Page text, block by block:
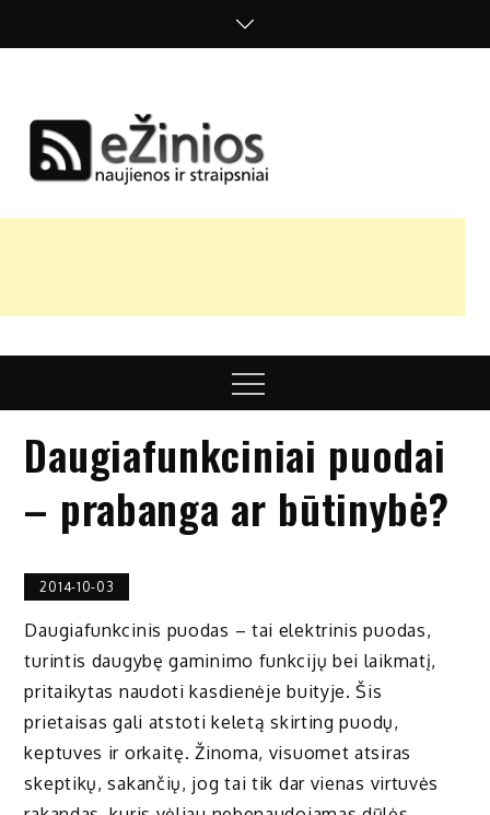
nuomonės
Menu
Daugiafunkciniai puodai
– prabanga ar būtinybė?
2014-10-03
Daugiafunkcinis puodas – tai elektrinis puodas,
turintis daugybę gaminimo funkcijų bei laikmatį,
pritaikytas naudoti kasdienėje buityje. Šis
prietaisas gali atstoti keletą skirting puodų,
keptuves ir orkaitę. Žinoma, visuomet atsiras
skeptikų, sakančių, jog tai tik dar vienas virtuvės